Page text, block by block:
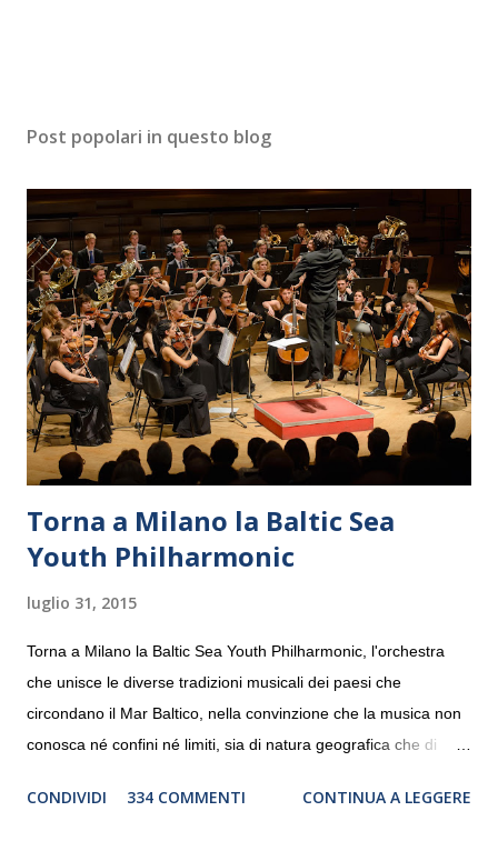
Post popolari in questo blog
Torna a Milano la Baltic Sea
Youth Philharmonic
luglio 31, 2015
Torna a Milano la Baltic Sea Youth Philharmonic, l'orchestra
che unisce le diverse tradizioni musicali dei paesi che
circondano il Mar Baltico, nella convinzione che la musica non
conosca né confini né limiti, sia di natura geografica che di
debutterà il 10 settembre a Heiden, in Germania, e toccherà, in
CONDIVIDI 334 COMMENTI CONTINUA A LEGGERE